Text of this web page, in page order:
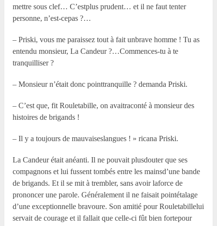
mettre sous clef… C’estplus prudent… et il ne faut tenter
personne, n’est-cepas ?…
– Priski, vous me paraissez tout à fait unbrave homme ! Tu as
entendu monsieur, La Candeur ?…Commences-tu à te
tranquilliser ?
– Monsieur n’était donc pointtranquille ? demanda Priski.
– C’est que, fit Rouletabille, on avaitraconté à monsieur des
histoires de brigands !
– Il y a toujours de mauvaiseslangues ! » ricana Priski.
La Candeur était anéanti. Il ne pouvait plusdouter que ses
compagnons et lui fussent tombés entre les mainsd’une bande
de brigands. Et il se mit à trembler, sans avoir laforce de
prononcer une parole. Généralement il ne faisait pointétalage
d’une exceptionnelle bravoure. Son amitié pour Rouletabillelui
servait de courage et il fallait que celle-ci fût bien fortepour